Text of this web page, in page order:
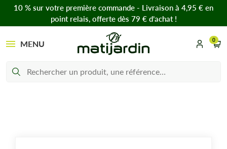
10 % sur votre première commande - Livraison à 4,95 € en
point relais, offerte dès 79 € d’achat !
MENU 0